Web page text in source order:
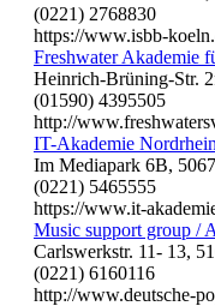
(0221) 2768830
https://www.isbb-
Freshwater Akademie
Heinrich-Brüning-Str.
(01590) 4395505
http://
IT-Akademie
Im Mediapark 6B,
(0221) 5465555
https://www.it-
Music support group /
Carlswerkstr. 11- 13,
(0221) 6160116
http://www.deutsche-